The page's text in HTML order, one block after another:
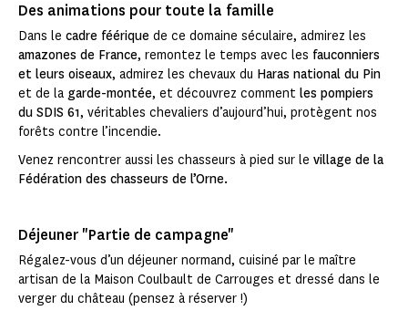
Des animations pour toute la famille
Dans le cadre féérique de ce domaine séculaire, admirez les
amazones de France, remontez le temps avec les fauconniers
et leurs oiseaux, admirez les chevaux du Haras national du Pin
et de la garde-montée, et découvrez comment les pompiers
du SDIS 61, véritables chevaliers d’aujourd’hui, protègent nos
forêts contre l’incendie.
Venez rencontrer aussi les chasseurs à pied sur le village de la
Fédération des chasseurs de l’Orne.
Déjeuner "Partie de campagne"
Régalez-vous d’un déjeuner normand, cuisiné par le maître
artisan de la Maison Coulbault de Carrouges et dressé dans le
verger du château (pensez à réserver !)